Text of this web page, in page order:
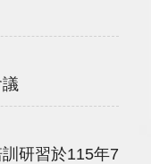
研習於115年7